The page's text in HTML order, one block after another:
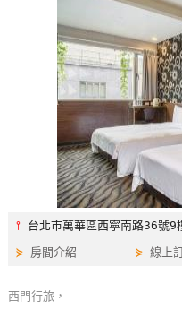
紅
你
⫯ 台北市萬華區西寧南路36號9
⋟ 房間介紹 ⋟線上
西門行旅，